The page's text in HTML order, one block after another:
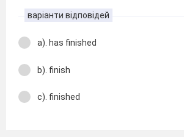
варіанти відповідей
a). has finished
b). finish
c). finished